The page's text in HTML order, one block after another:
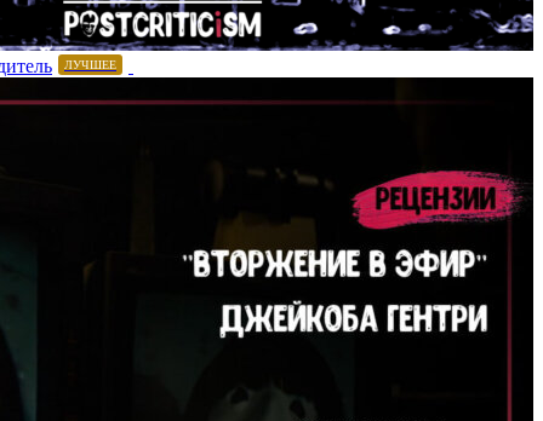
ЛУЧШЕЕ